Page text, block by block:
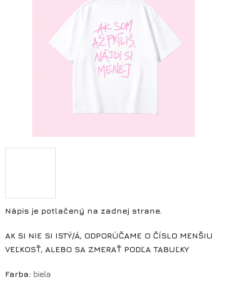
Nápis je potlačený na zadnej strane.
AK SI NIE SI ISTÝ/Á, ODPORÚČAME O ČÍSLO MENŠIU
VEĽKOSŤ, ALEBO SA ZMERAŤ PODĽA TABUĽKY
Farba: biela